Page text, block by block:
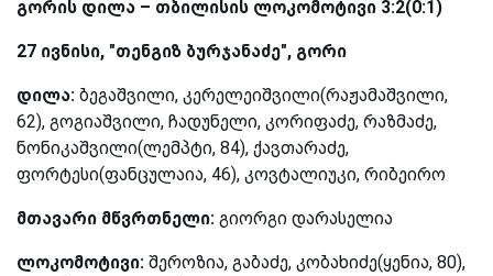
გორის დილა – თბილისის ლოკომოტივი 3:2(0:1)
27 ივნისი, "თენგიზ ბურჯანაძე", გორი
დილა: ბეგაშვილი, კერელეიშვილი(რაჟამაშვილი,
62), გოგიაშვილი, ჩადუნელი, კორიფაძე, რაზმაძე,
ნონიკაშვილი(ლემპტი, 84), ქავთარაძე,
ფორტესი(ფანცულაია, 46), კოვტალიუკი, რიბეირო
მთავარი მწვრთნელი: გიორგი დარასელია
ლოკომოტივი: შეროზია, გაბაძე, კობახიძე(ყენია, 80),